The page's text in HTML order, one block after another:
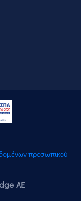
προσωπικού
AE